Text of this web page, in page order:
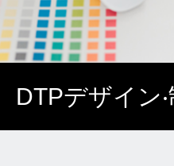
DTPデザイン